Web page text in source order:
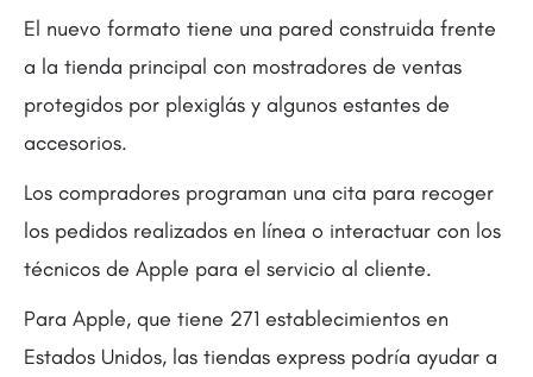
El nuevo formato tiene una pared construida frente
a la tienda principal con mostradores de ventas
protegidos por plexiglás y algunos estantes de
accesorios.
Los compradores programan una cita para recoger
los pedidos realizados en línea o interactuar con los
técnicos de Apple para el servicio al cliente.
Para Apple, que tiene 271 establecimientos en
Estados Unidos, las tiendas express podría ayudar a